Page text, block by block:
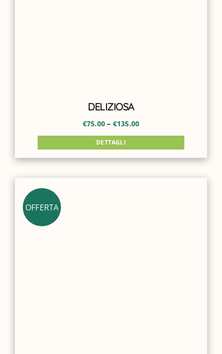
DELIZIOSA
€75.00 – €135.00
DETTAGLI
OFFERTA